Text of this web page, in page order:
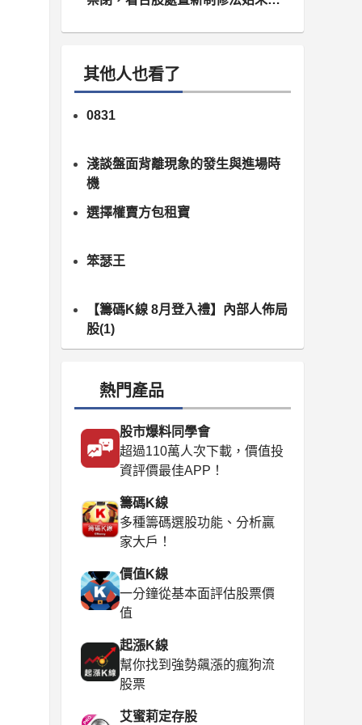
其他人也看了
0831
淺談盤面背離現象的發生與進場時
機
選擇權賣方包租寶
笨瑟王
【籌碼K線 8月登入禮】內部人佈局
股(1)
熱門產品
股市爆料同學會
超過110萬人次下載，價值投
資評價最佳APP！
籌碼K線
多種籌碼選股功能、分析贏
家大戶！
價值K線
一分鐘從基本面評估股票價
值
起漲K線
幫你找到強勢飆漲的瘋狗流
股票
艾蜜莉定存股